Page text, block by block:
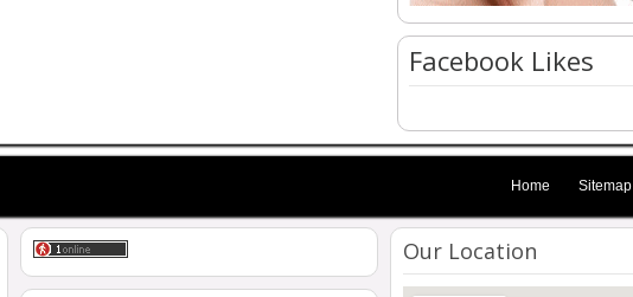
Facebook Likes
Home Sitemap
Our Location